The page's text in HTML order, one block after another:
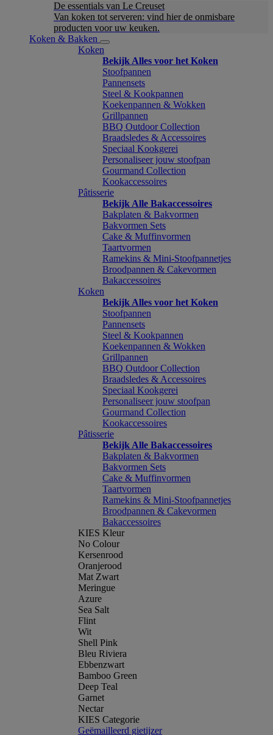
De essentials van Le Creuset
Van koken tot serveren: vind hier de onmisbare
producten voor uw keuken.
Koken & Bakken
Koken
Bekijk Alles voor het Koken
Stoofpannen
Pannensets
Steel & Kookpannen
Koekenpannen & Wokken
Grillpannen
BBQ Outdoor Collection
Braadsledes & Accessoires
Speciaal Kookgerei
Personaliseer jouw stoofpan
Gourmand Collection
Kookaccessoires
Pâtisserie
Bekijk Alle Bakaccessoires
Bakplaten & Bakvormen
Bakvormen Sets
Cake & Muffinvormen
Taartvormen
Ramekins & Mini-Stoofpannetjes
Broodpannen & Cakevormen
Bakaccessoires
Koken
Bekijk Alles voor het Koken
Stoofpannen
Pannensets
Steel & Kookpannen
Koekenpannen & Wokken
Grillpannen
BBQ Outdoor Collection
Braadsledes & Accessoires
Speciaal Kookgerei
Personaliseer jouw stoofpan
Gourmand Collection
Kookaccessoires
Pâtisserie
Bekijk Alle Bakaccessoires
Bakplaten & Bakvormen
Bakvormen Sets
Cake & Muffinvormen
Taartvormen
Ramekins & Mini-Stoofpannetjes
Broodpannen & Cakevormen
Bakaccessoires
KIES Kleur
No Colour
Kersenrood
Oranjerood
Mat Zwart
Meringue
Azure
Sea Salt
Flint
Wit
Shell Pink
Bleu Riviera
Ebbenzwart
Bamboo Green
Deep Teal
Garnet
Nectar
KIES Categorie
Geëmailleerd gietijzer